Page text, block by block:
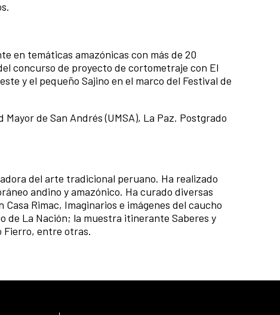
en temáticas amazónicas con más de 20
concurso de proyecto de cortometraje con El
y el pequeño Sajino en el marco del Festival de
de San Andrés (UMSA), La Paz. Postgrado
del arte tradicional peruano. Ha realizado
andino y amazónico. Ha curado diversas
Rimac, Imaginarios e imágenes del caucho
de La Nación; la muestra itinerante Saberes y
Fierro, entre otras.